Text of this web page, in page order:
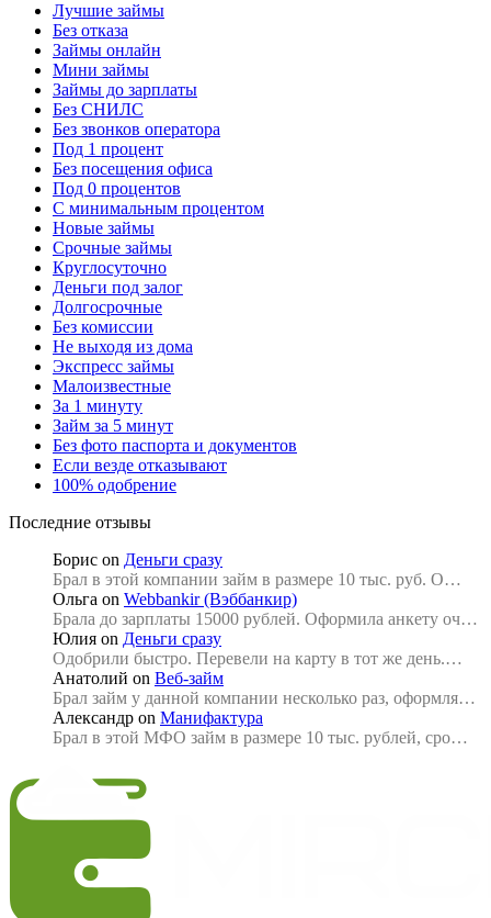
Лучшие займы
Без отказа
Займы онлайн
Мини займы
Займы до зарплаты
Без СНИЛС
Без звонков оператора
Под 1 процент
Без посещения офиса
Под 0 процентов
С минимальным процентом
Новые займы
Срочные займы
Круглосуточно
Деньги под залог
Долгосрочные
Без комиссии
Не выходя из дома
Экспресс займы
Малоизвестные
За 1 минуту
Займ за 5 минут
Без фото паспорта и документов
Если везде отказывают
100% одобрение
Последние отзывы
Борис on Деньги сразу
Брал в этой компании займ в размере 10 тыс. руб. О…
Ольга on Webbankir (Вэббанкир)
Брала до зарплаты 15000 рублей. Оформила анкету оч…
Юлия on Деньги сразу
Одобрили быстро. Перевели на карту в тот же день.…
Анатолий on Веб-займ
Брал займ у данной компании несколько раз, оформля…
Александр on Манифактура
Брал в этой МФО займ в размере 10 тыс. рублей, сро…